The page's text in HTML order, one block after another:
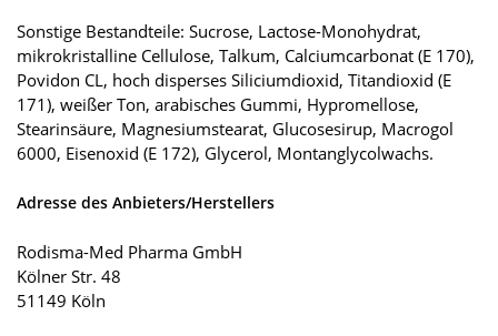
Sonstige Bestandteile: Sucrose, Lactose-Monohydrat,
mikrokristalline Cellulose, Talkum, Calciumcarbonat (E 170),
Povidon CL, hoch disperses Siliciumdioxid, Titandioxid (E
171), weißer Ton, arabisches Gummi, Hypromellose,
Stearinsäure, Magnesiumstearat, Glucosesirup, Macrogol
6000, Eisenoxid (E 172), Glycerol, Montanglycolwachs.
Adresse des Anbieters/Herstellers
Rodisma-Med Pharma GmbH
Kölner Str. 48
51149 Köln